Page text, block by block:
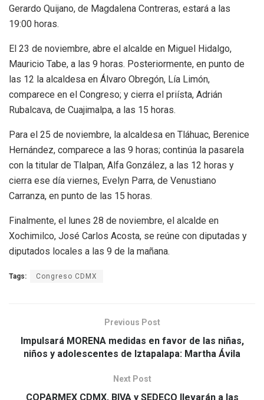
Gerardo Quijano, de Magdalena Contreras, estará a las
19:00 horas.
El 23 de noviembre, abre el alcalde en Miguel Hidalgo,
Mauricio Tabe, a las 9 horas. Posteriormente, en punto de
las 12 la alcaldesa en Álvaro Obregón, Lía Limón,
comparece en el Congreso; y cierra el priísta, Adrián
Rubalcava, de Cuajimalpa, a las 15 horas.
Para el 25 de noviembre, la alcaldesa en Tláhuac, Berenice
Hernández, comparece a las 9 horas; continúa la pasarela
con la titular de Tlalpan, Alfa González, a las 12 horas y
cierra ese día viernes, Evelyn Parra, de Venustiano
Carranza, en punto de las 15 horas.
Finalmente, el lunes 28 de noviembre, el alcalde en
Xochimilco, José Carlos Acosta, se reúne con diputadas y
diputados locales a las 9 de la mañana.
Tags: Congreso CDMX
Previous Post
Impulsará MORENA medidas en favor de las niñas,
niños y adolescentes de Iztapalapa: Martha Ávila
Next Post
COPARMEX CDMX, BIVA y SEDECO llevarán a las